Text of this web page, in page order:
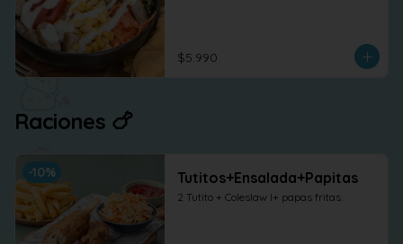
$5.990
Raciones 🍗
-10% Tutitos+Ensalada+Papitas
2 Tutito + Coleslaw l+ papas fritas.